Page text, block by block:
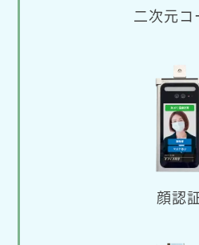
二次元コ
顔認